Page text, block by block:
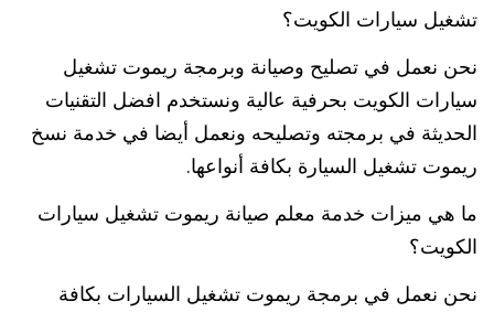
تشغيل سيارات الكويت؟
نحن نعمل في تصليح وصيانة وبرمجة ريموت تشغيل
سيارات الكويت بحرفية عالية ونستخدم افضل التقنيات
الحديثة في برمجته وتصليحه ونعمل أيضا في خدمة نسخ
ريموت تشغيل السيارة بكافة أنواعها.
ما هي ميزات خدمة معلم صيانة ريموت تشغيل سيارات
الكويت؟
نحن نعمل في برمجة ريموت تشغيل السيارات بكافة